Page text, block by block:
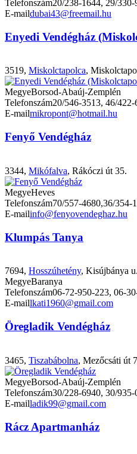
Telefonszám20/238-1644, 29/330-
E-maildubai43@freemail.hu
Enyedi Vendégház
3519, Miskolctapolca,
MegyeBorsod-Abaúj-Zemplén
Telefonszám20/546-3513, 46/422-
E-mailmikropont@hotmail.hu
Fenyő Vendégház
3344, Mikófalva, Rákóczi út 35.
MegyeHeves
Telefonszám70/557-4680,36/354-
E-mailinfo@fenyovendeghaz.hu
Klumpás Tanya
7694, Hosszúhetény, Kisújbánya
MegyeBaranya
Telefonszám06-72-950-223, 06-
E-maillkati1960@gmail.com
Öregladik Vendégház
3465, Tiszabábolna, Mezőcsáti út
MegyeBorsod-Abaúj-Zemplén
Telefonszám30/228-6940, 30/935-
E-mailladik99@gmail.com
Rácz Apartmanház